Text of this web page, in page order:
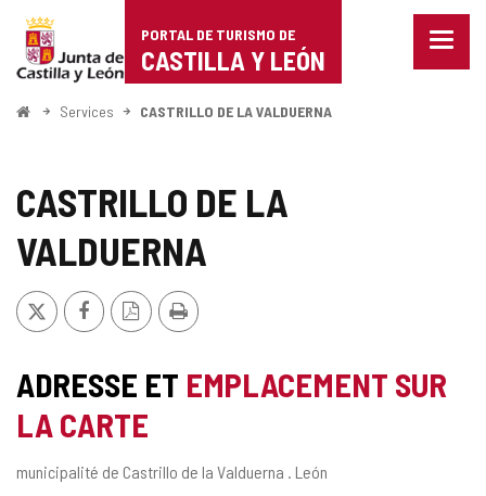
Portal
de
Turismo
Castilla
León
PORTAL DE TURISMO DE
CASTILLA Y LEÓN
Menu
<
Services CASTRILLO DE LA VALDUERNA
CASTRILLO DE LA
VALDUERNA
X FacebookVersion
PDF
Imprimer
ADRESSE ET EMPLACEMENT SUR
LA CARTE
Adresse
municipalité de Castrillo de la Valduerna . León